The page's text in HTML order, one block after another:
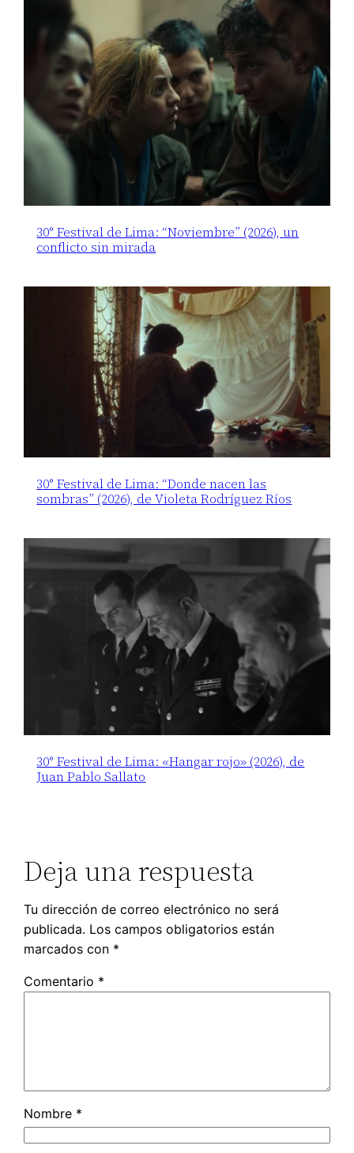
30° Festival de Lima: “Noviembre” (2026), un
conflicto sin mirada
30° Festival de Lima: “Donde nacen las
sombras” (2026), de Violeta Rodríguez Ríos
30° Festival de Lima: «Hangar rojo» (2026), de
Juan Pablo Sallato
Deja una respuesta
Tu dirección de correo electrónico no será
publicada. Los campos obligatorios están
marcados con *
Comentario *
Nombre *